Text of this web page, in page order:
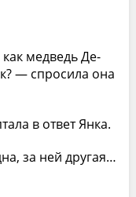
медведь Де­
— спросила она
в ответ Янка.
за ней другая…